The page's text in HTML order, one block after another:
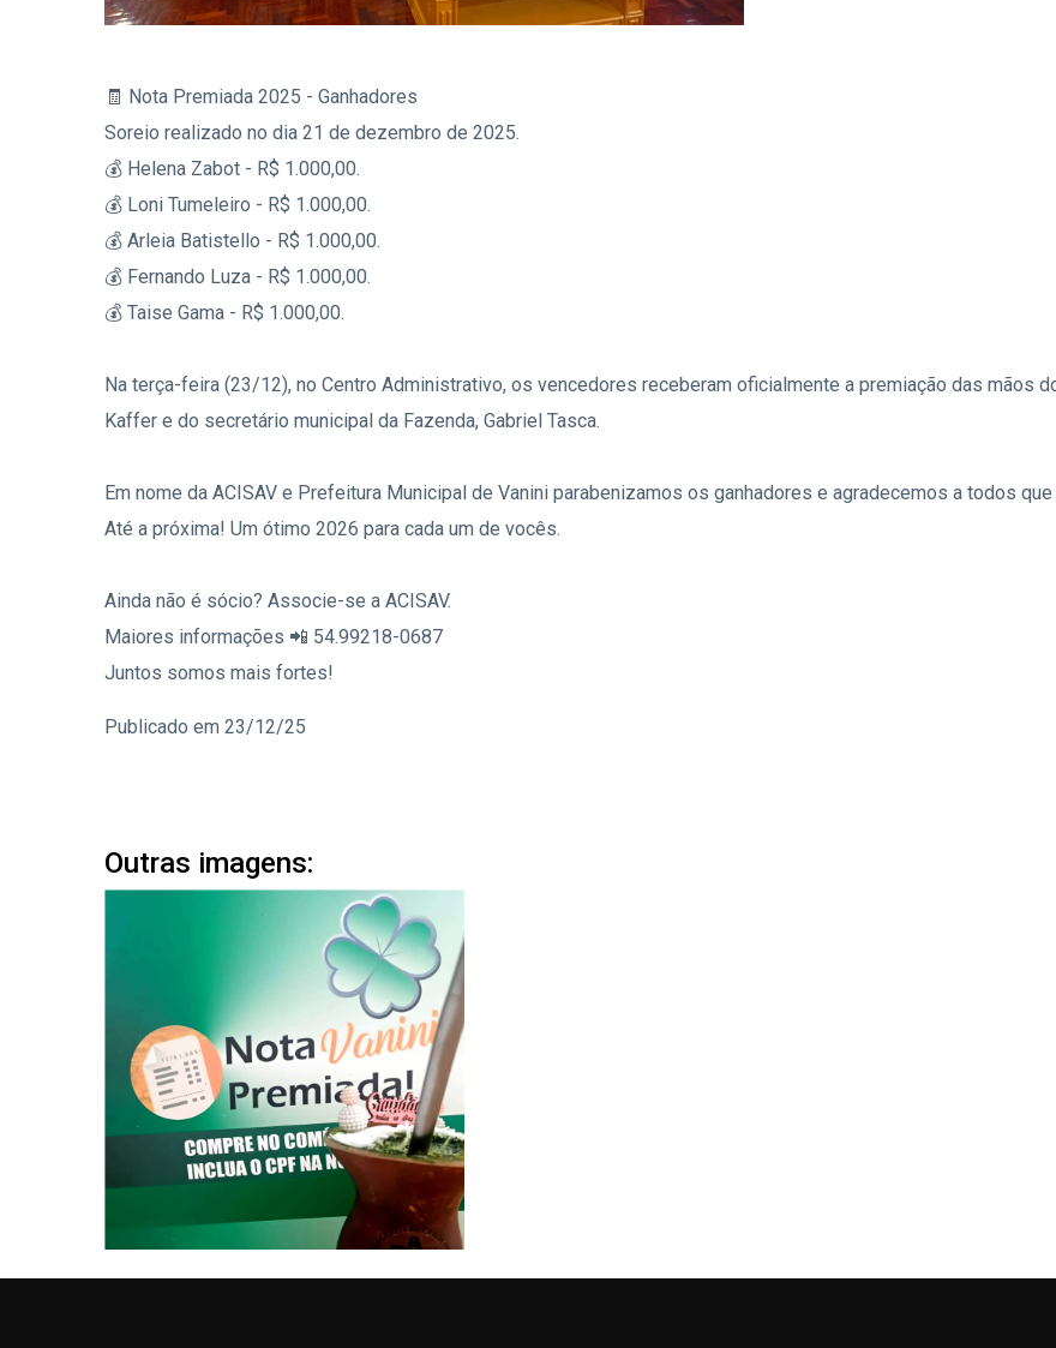
🧾 Nota Premiada 2025 - Ganhadores
Soreio realizado no dia 21 de dezembro de 2025.
💰 Helena Zabot - R$ 1.000,00.
💰 Loni Tumeleiro - R$ 1.000,00.
💰 Arleia Batistello - R$ 1.000,00.
💰 Fernando Luza - R$ 1.000,00.
💰 Taise Gama - R$ 1.000,00.
Na terça-feira (23/12), no Centro Administrativo, os vencedores receberam oficialmente a premiação das mãos
Kaffer e do secretário municipal da Fazenda, Gabriel Tasca.
Em nome da ACISAV e Prefeitura Municipal de Vanini parabenizamos os ganhadores e agradecemos a todos
Até a próxima! Um ótimo 2026 para cada um de vocês.
Ainda não é sócio? Associe-se a ACISAV.
Maiores informações 📲 54.99218-0687
Juntos somos mais fortes!
Publicado em 23/12/25
Outras imagens: